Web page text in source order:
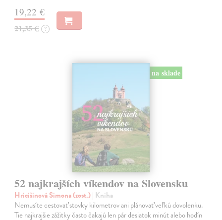
19,22 €
21,35 € ?
na sklade
52 najkrajších víkendov na Slovensku
Hricišinová Simona (zost.)| Kniha
Nemusíte cestovať stovky kilometrov ani plánovať veľkú dovolenku.
Tie najkrajšie zážitky často čakajú len pár desiatok minút alebo hodín